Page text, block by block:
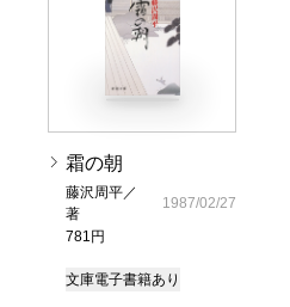
霜の朝
藤沢周平／
著
781円
1987/02/27
文庫電子書籍あり